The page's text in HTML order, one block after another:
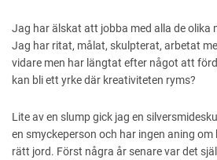
Jag har älskat att jobba med alla de olika
Jag har ritat, målat, skulpterat, arbetat
vidare men har längtat efter något att
kan bli ett yrke där kreativiteten ryms?
Lite av en slump gick jag en
en smyckeperson och har ingen aning
rätt jord. Först några år senare var det